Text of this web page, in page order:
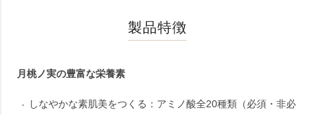
製品特徴
月桃ノ実の豊富な栄養素
しなやかな素肌美をつくる：アミノ酸全20種類（必須・非必